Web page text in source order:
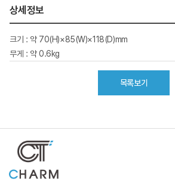
상세정보
크기 : 약 70(H)×85(W)×118(D)mm
무게 : 약 0.6kg
목록보기